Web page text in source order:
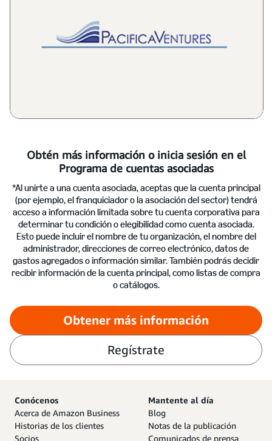
Obtén más información o inicia sesión en el
Programa de cuentas asociadas
*Al unirte a una cuenta asociada, aceptas que la cuenta principal
(por ejemplo, el franquiciador o la asociación del sector) tendrá
acceso a información limitada sobre tu cuenta corporativa para
determinar tu condición o elegibilidad como cuenta asociada.
Esto puede incluir el nombre de tu organización, el nombre del
administrador, direcciones de correo electrónico, datos de
gastos agregados o información similar. También podrás decidir
recibir información de la cuenta principal, como listas de compra
o catálogos.
Obtener más información
Regístrate
Conócenos
Acerca de Amazon Business
Historias de los clientes
Socios
Mantente al día
Blog
Notas de la publicación
Comunicados de prensa